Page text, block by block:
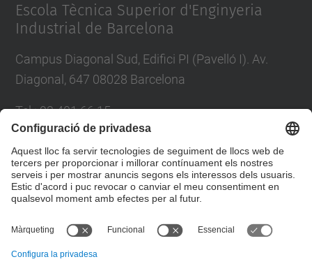
Escola Tècnica Superior d'Enginyeria
Industrial de Barcelona
Campus Diagonal Sud, Edifici PI (Pavelló I). Av.
Diagonal, 647 08028 Barcelona
Tel.:93 401 66 15
Directori UPC
Formulari de contacte